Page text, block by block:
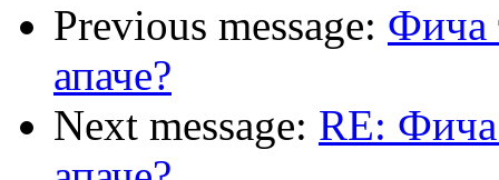
Previous message: Фича
апаче?
Next message: RE: Фича